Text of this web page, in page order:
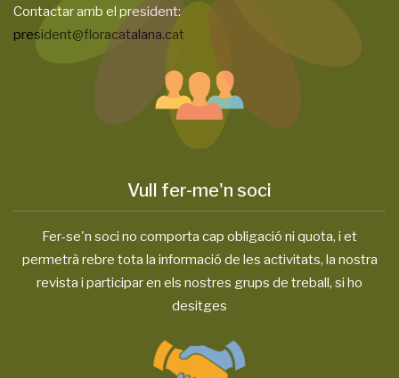
Contactar amb el president:
president@floracatalana.cat
Vull fer-me'n soci
Fer-se'n soci no comporta cap obligació ni quota, i et
permetrà rebre tota la informació de les activitats, la nostra
revista i participar en els nostres grups de treball, si ho
desitges